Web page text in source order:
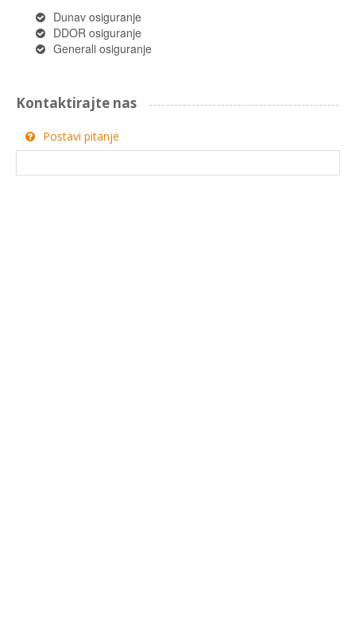
Dunav osiguranje
DDOR osiguranje
Generali osiguranje
Kontaktirajte nas
Postavi pitanje